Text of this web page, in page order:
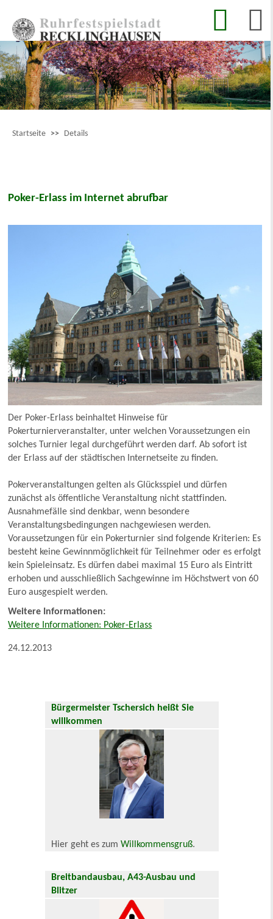
Startseite >> Details
Poker-Erlass im Internet abrufbar
Der Poker-Erlass beinhaltet Hinweise für
Pokerturnierveranstalter, unter welchen Voraussetzungen ein
solches Turnier legal durchgeführt werden darf. Ab sofort ist
der Erlass auf der städtischen Internetseite zu finden.
Pokerveranstaltungen gelten als Glücksspiel und dürfen
zunächst als öffentliche Veranstaltung nicht stattfinden.
Ausnahmefälle sind denkbar, wenn besondere
Veranstaltungsbedingungen nachgewiesen werden.
Voraussetzungen für ein Pokerturnier sind folgende Kriterien: Es
besteht keine Gewinnmöglichkeit für Teilnehmer oder es erfolgt
kein Spieleinsatz. Es dürfen dabei maximal 15 Euro als Eintritt
erhoben und ausschließlich Sachgewinne im Höchstwert von 60
Euro ausgespielt werden.
Weitere Informationen:
Weitere Informationen: Poker-Erlass
24.12.2013
Bürgermeister Tschersich heißt Sie
willkommen
Hier geht es zumWillkommensgruß.
Breitbandausbau, A43-Ausbau und
Blitzer